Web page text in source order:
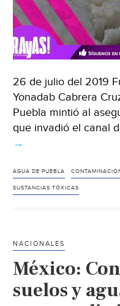
26 de julio del 2019
Yonadab Cabrera
Puebla mintió al
que invadió el canal
Puebla:
de
Agua
Valsequillo
tiene
metales
pesados
→
AGUA DE PUEBLA
SUSTANCIAS TÓXICAS
NACIONALES
México:
suelos y